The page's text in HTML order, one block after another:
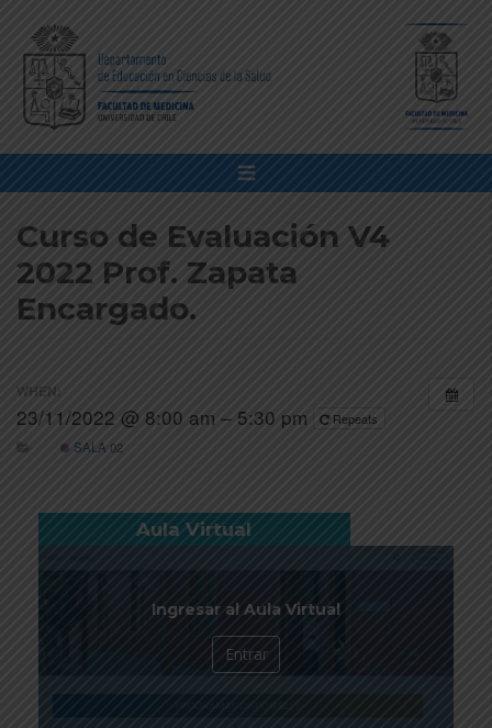
Curso de Evaluación V4
2022 Prof. Zapata
Encargado.
WHEN:
23/11/2022 @ 8:00 am – 5:30 pm
Repeats
SALA 02
Aula Virtual
Ingresar al Aula Virtual
Entrar